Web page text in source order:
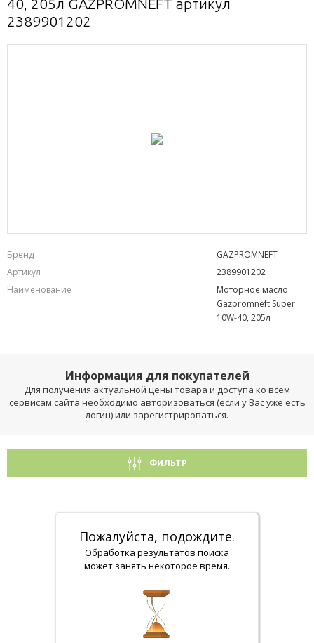
40, 205л GAZPROMNEFT артикул
2389901202
Бренд
GAZPROMNEFT
Артикул
2389901202
Наименование
Моторное масло
Gazpromneft Super
10W-40, 205л
Информация для покупателей
Для получения актуальной цены товара и доступа ко всем
сервисам сайта необходимо авторизоваться (если у Вас уже есть
логин) или зарегистрироваться.
ФИЛЬТР
Пожалуйста, подождите.
Обработка результатов поиска
может занять некоторое время.